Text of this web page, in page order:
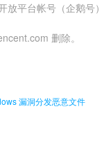
放平台帐号（企鹅号
删除。
漏洞分发恶意文件